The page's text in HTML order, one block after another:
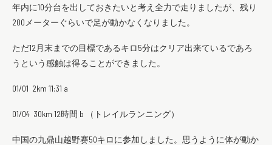
年内に10分台を出しておきたいと考え全力で走りましたが、残り
200メーターぐらいで足が動かなくなりました。
ただ12月末までの目標であるキロ5分はクリア出来ているであろ
うという感触は得ることができました。
01/01 2km 11:31 a
01/04 30km 12時間 b （トレイルランニング）
中国の九鼎山越野赛50キロに参加しました。思うように体が動か